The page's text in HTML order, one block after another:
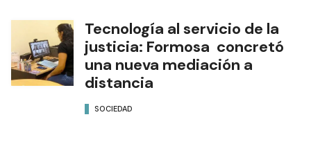
Tecnología al servicio de la
justicia: Formosa concretó
una nueva mediación a
distancia
SOCIEDAD